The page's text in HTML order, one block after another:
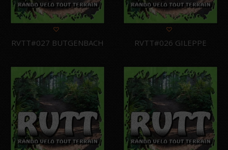
RVTT#027 BUTGENBACH RVTT#026 GILEPPE